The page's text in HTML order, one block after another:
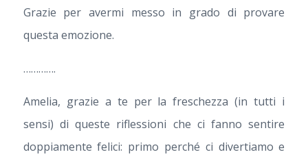
Grazie per avermi messo in grado di provare
questa emozione.
………….
Amelia, grazie a te per la freschezza (in tutti i
sensi) di queste riflessioni che ci fanno sentire
doppiamente felici: primo perché ci divertiamo e